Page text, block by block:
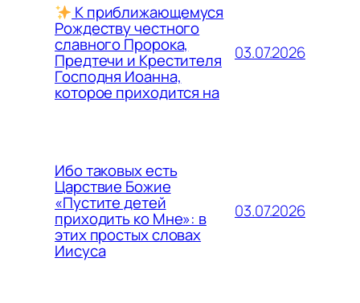
К приближающемуся
Рождеству честного
славного Пророка,
Предтечи и Крестителя
Господня Иоанна,
которое приходится на
03.07.2026
Ибо таковых есть
Царствие Божие
«Пустите детей
приходить ко Мне»: в
этих простых словах
Иисуса
03.07.2026